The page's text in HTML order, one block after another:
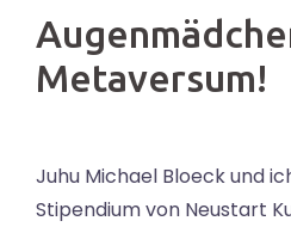
Metaversum!
Juhu Michael Bloeck und
Stipendium von Neustart